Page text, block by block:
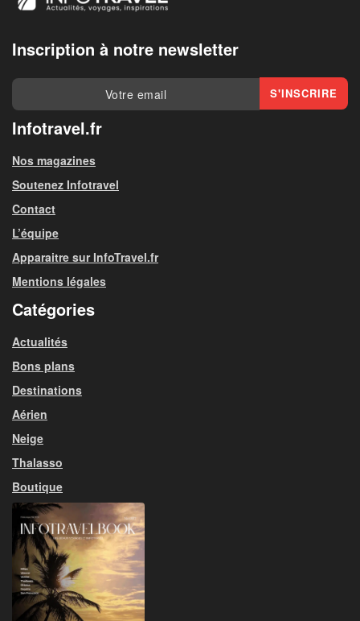
Inscription à notre newsletter
Infotravel.fr
Nos magazines
Soutenez Infotravel
Contact
L’équipe
Apparaitre sur InfoTravel.fr
Mentions légales
Catégories
Actualités
Bons plans
Destinations
Aérien
Neige
Thalasso
Boutique